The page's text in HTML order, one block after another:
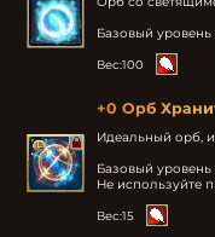
Базовый уровень
Вес:100
+0 Орб
Идеальный орб,
Базовый уровень
Не используйте
Вес:15